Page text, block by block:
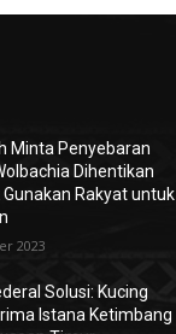
Minta Penyebaran
Dihentikan
Rakyat untuk
2023
Solusi: Kucing
Istana Ketimbang